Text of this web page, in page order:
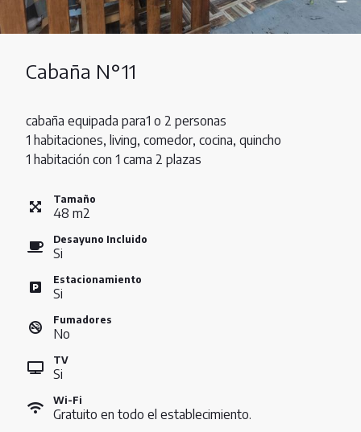
Cabaña N°11
cabaña equipada para1 o 2 personas
1 habitaciones, living, comedor, cocina, quincho
1 habitación con 1 cama 2 plazas
Tamaño
48 m2
Desayuno Incluido
Si
Estacionamiento
Si
Fumadores
No
TV
Si
Wi-Fi
Gratuito en todo el establecimiento.